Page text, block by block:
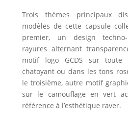
Trois thèmes principaux
modèles de cette capsule
premier, un design
rayures alternant
motif logo GCDS sur
chatoyant ou dans les tons
le troisième, autre motif
sur le camouflage en vert
référence à l’esthétique raver.